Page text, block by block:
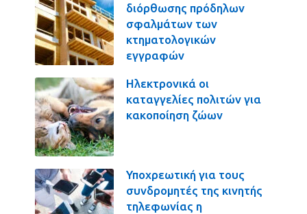
διόρθωσης πρόδηλων
σφαλμάτων των
κτηματολογικών
εγγραφών
Ηλεκτρονικά οι
καταγγελίες πολιτών για
κακοποίηση ζώων
Υποχρεωτική για τους
συνδρομητές της κινητής
τηλεφωνίας η